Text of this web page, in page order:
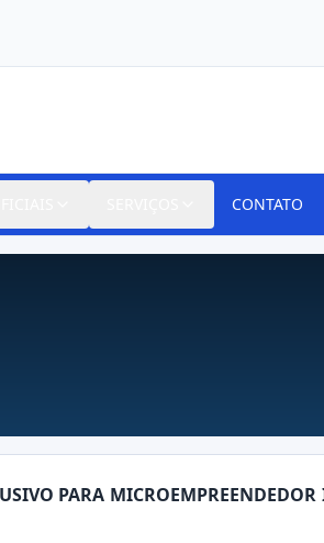
CONTATO
PARA